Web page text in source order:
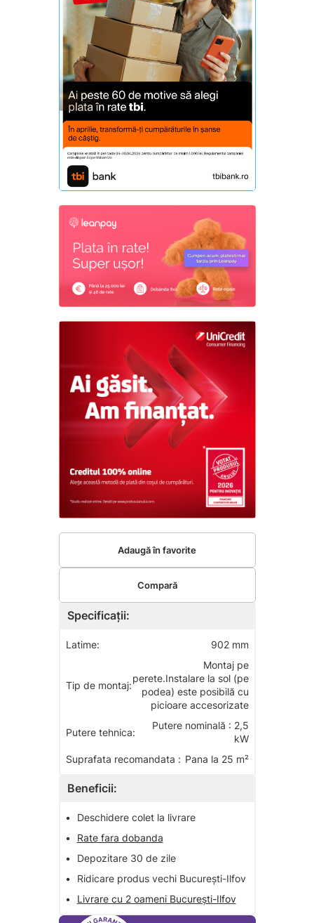
Specificații:
Latime: 902 mm
Tip de montaj:
Montaj pe
perete.Instalare la sol (pe
podea) este posibilă cu
picioare accesorizate
Putere tehnica:
Putere nominală : 2,5
kW
Suprafata recomandata : Pana la 25 m²
Beneficii:
•
Deschidere colet la livrare
•
Rate fara dobanda
•
Depozitare 30 de zile
•
Ridicare produs vechi București-Ilfov
•
Livrare cu 2 oameni București-Ilfov
Adaugă în favorite
Compară